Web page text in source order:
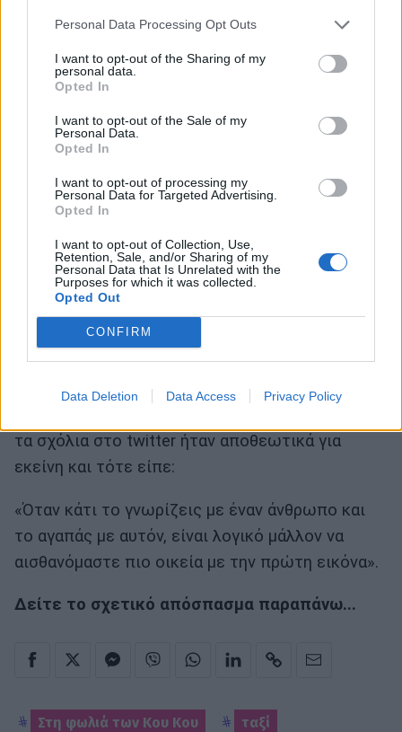
Personal Data Processing Opt Outs
I want to opt-out of the Sharing of my
personal data.
Opted In
I want to opt-out of the Sale of my
Personal Data.
Opted In
I want to opt-out of processing my
Personal Data for Targeted Advertising.
Opted In
I want to opt-out of Collection, Use,
Retention, Sale, and/or Sharing of my
Personal Data that Is Unrelated with the
Purposes for which it was collected.
Opted Out
CONFIRM
Data Deletion Data Access Privacy Policy
Όσον αφορά την πρεμιέρα του «Taxi» με τον
Αλέξανδρο Τσουβέλα στον ΑΝΤ1, η ηθοποιός και
πρώην παρουσιάστρια του τηλεπαιχνιδιού
δήλωσε:
«Δεν το είδα! Καλή αρχή να έχει το παιδί, δεν το
τα σχόλια στο twitter ήταν αποθεωτικά για
εκείνη και τότε είπε:
«Όταν κάτι το γνωρίζεις με έναν άνθρωπο και
το αγαπάς με αυτόν, είναι λογικό μάλλον να
αισθανόμαστε πιο οικεία με την πρώτη εικόνα».
Δείτε το σχετικό απόσπασμα παραπάνω...
Στη φωλιά των Κου Κου ταξί